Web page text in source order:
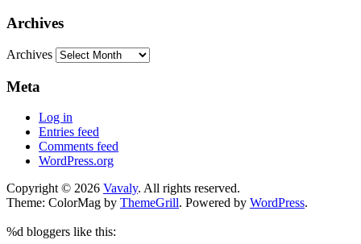
Archives
Archives
Meta
Log in
Entries feed
Comments feed
WordPress.org
Copyright © 2026 Vavaly. All rights reserved.
Theme: ColorMag by ThemeGrill. Powered by WordPress.
%d bloggers like this: